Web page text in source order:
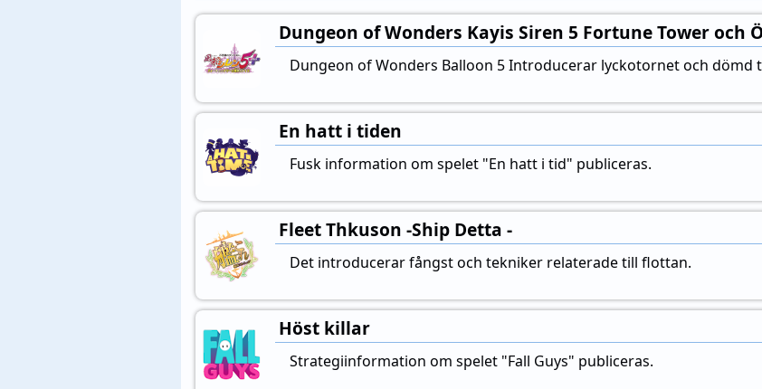
Dungeon of Wonders Kayis Siren 5 Fortune Tower och
Dungeon of Wonders Balloon 5 Introducerar lyckotornet och dömd
En hatt i tiden
Fusk information om spelet "En hatt i tid" publiceras.
Fleet Thkuson -Ship Detta -
Det introducerar fångst och tekniker relaterade till flottan.
Höst killar
Strategiinformation om spelet "Fall Guys" publiceras.